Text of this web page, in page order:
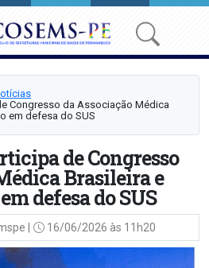
Congresso da Associação Médica
em defesa do SUS
de Congresso
Brasileira e
defesa do SUS
| 16/06/2026 às 11h20